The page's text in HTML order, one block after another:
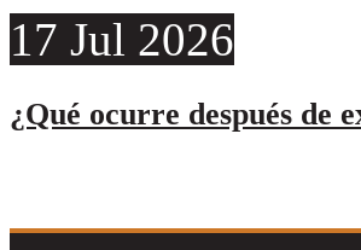
17 Jul 2026
¿Qué ocurre después de